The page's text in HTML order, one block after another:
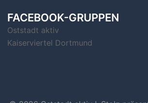
FACEBOOK-GRUPPEN
Oststadt aktiv
Kaiserviertel Dortmund